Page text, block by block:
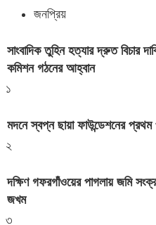
জনপ্রিয়
সাংবাদিক তুহিন হত্যার দ্রুত বিচার
কমিশন গঠনের আহ্বান
১
মদনে স্বপ্ন ছায়া ফাউন্ডেশনের প্রথম
২
দক্ষিণ গফরগাঁওয়ের পাগলায় জমি
জখম
৩